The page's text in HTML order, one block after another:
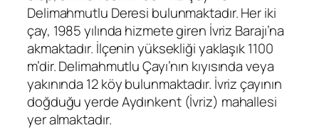
Delimahmutlu Deresi bulunmaktadır. Her iki
çay, 1985 yılında hizmete giren İvriz Barajı’na
akmaktadır. İlçenin yüksekliği yaklaşık 1100
m’dir. Delimahmutlu Çayı’nın kıyısında veya
yakınında 12 köy bulunmaktadır. İvriz çayının
doğduğu yerde Aydınkent (İvriz) mahallesi
yer almaktadır.